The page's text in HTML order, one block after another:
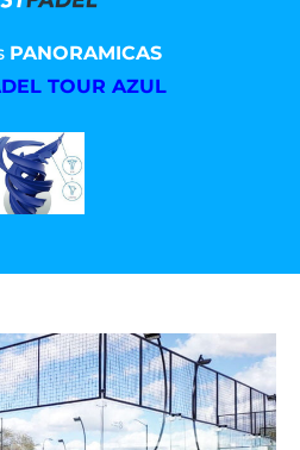
PANORAMICAS
TOUR AZUL